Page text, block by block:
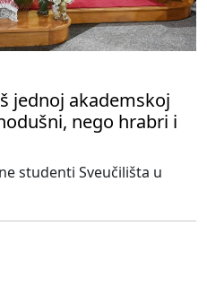
jednoj akademskoj
nego hrabri i
studenti Sveučilišta u